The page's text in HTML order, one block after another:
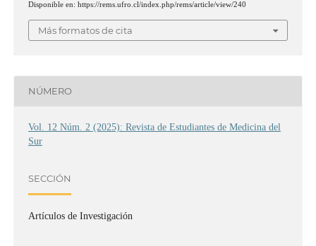
Disponible en: https://rems.ufro.cl/index.php/rems/article/view/240
Más formatos de cita
NÚMERO
Vol. 12 Núm. 2 (2025): Revista de Estudiantes de Medicina del
Sur
SECCIÓN
Artículos de Investigación